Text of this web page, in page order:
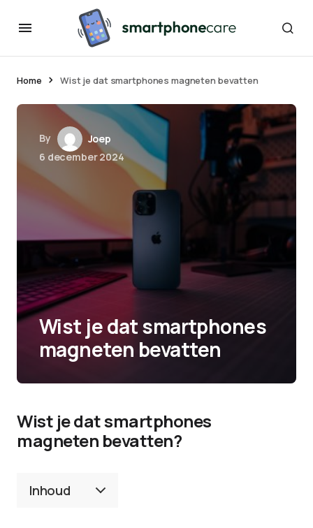
Home Wist je dat smartphones magneten bevatten
By
Joep
6 december 2024
Wist je dat smartphones
magneten bevatten
Wist je dat smartphones
magneten bevatten?
Inhoud